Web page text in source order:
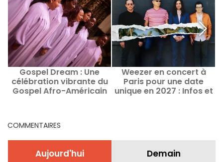
Gospel Dream : Une
célébration vibrante du
Gospel Afro-Américain
Weezer en concert à
Paris pour une date
unique en 2027 : Infos et
COMMENTAIRES
Aujourd'hui Demain